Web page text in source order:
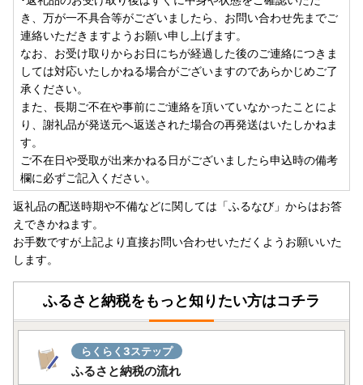
き、万が一不具合等がございましたら、お問い合わせ先までご
連絡いただきますようお願い申し上げます。
なお、お受け取りからお日にちが経過した後のご連絡につきま
しては対応いたしかねる場合がございますのであらかじめご了
承ください。
また、長期ご不在や事前にご連絡を頂いていなかったことによ
り、謝礼品が発送元へ返送された場合の再発送はいたしかねま
す。
ご不在日や受取が出来かねる日がございましたら申込時の備考
欄に必ずご記入ください。
返礼品の配送時期や不備などに関しては「ふるなび」からはお答
えできかねます。
お手数ですが上記より直接お問い合わせいただくようお願いいた
します。
ふるさと納税をもっと知りたい方はコチラ
らくらく3ステップ
ふるさと納税の流れ